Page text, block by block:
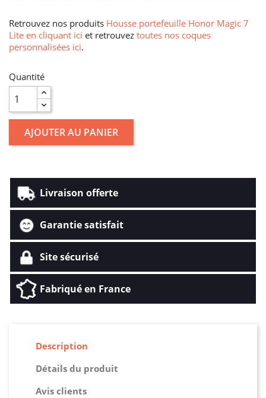
Retrouvez nos produits Housse portefeuille Honor Magic 7
Lite en cliquant ici et retrouvez toutes nos coques
personnalisées ici.
Quantité
AJOUTER AU PANIER
Livraison offerte
Garantie satisfait
Site sécurisé
Fabriqué en France
Description
Détails du produit
Avis clients